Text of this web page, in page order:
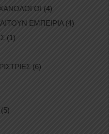
(4)
ΕΜΠΕΙΡΙΑ(4)
(1)
(6)